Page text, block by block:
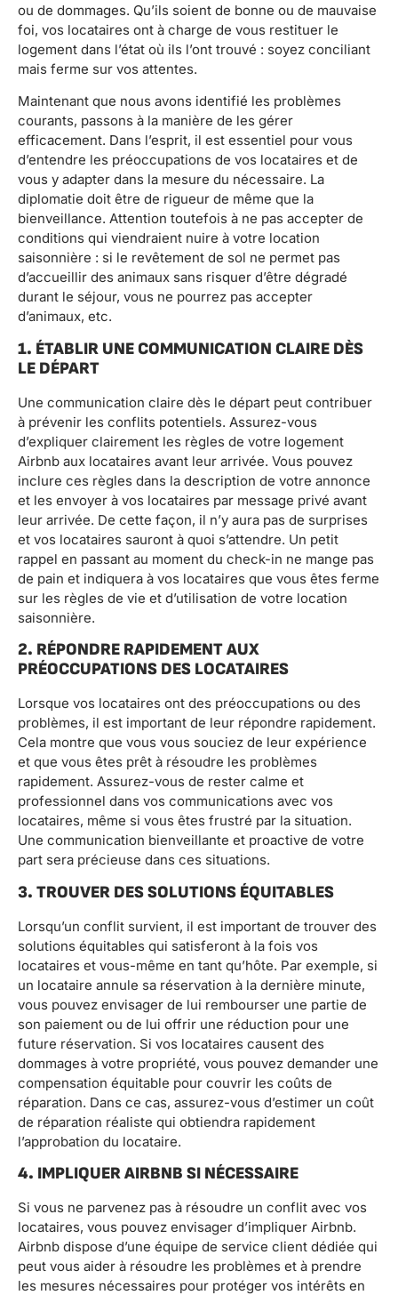
ou de dommages. Qu’ils soient de bonne ou de mauvaise
foi, vos locataires ont à charge de vous restituer le
logement dans l’état où ils l’ont trouvé : soyez conciliant
mais ferme sur vos attentes.
Maintenant que nous avons identifié les problèmes
courants, passons à la manière de les gérer
efficacement. Dans l’esprit, il est essentiel pour vous
d’entendre les préoccupations de vos locataires et de
vous y adapter dans la mesure du nécessaire. La
diplomatie doit être de rigueur de même que la
bienveillance. Attention toutefois à ne pas accepter de
conditions qui viendraient nuire à votre location
saisonnière : si le revêtement de sol ne permet pas
d’accueillir des animaux sans risquer d’être dégradé
durant le séjour, vous ne pourrez pas accepter
d’animaux, etc.
1. ÉTABLIR UNE COMMUNICATION CLAIRE DÈS
LE DÉPART
Une communication claire dès le départ peut contribuer
à prévenir les conflits potentiels. Assurez-vous
d’expliquer clairement les règles de votre logement
Airbnb aux locataires avant leur arrivée. Vous pouvez
inclure ces règles dans la description de votre annonce
et les envoyer à vos locataires par message privé avant
leur arrivée. De cette façon, il n’y aura pas de surprises
et vos locataires sauront à quoi s’attendre. Un petit
rappel en passant au moment du check-in ne mange pas
de pain et indiquera à vos locataires que vous êtes ferme
sur les règles de vie et d’utilisation de votre location
saisonnière.
2. RÉPONDRE RAPIDEMENT AUX
PRÉOCCUPATIONS DES LOCATAIRES
Lorsque vos locataires ont des préoccupations ou des
problèmes, il est important de leur répondre rapidement.
Cela montre que vous vous souciez de leur expérience
et que vous êtes prêt à résoudre les problèmes
rapidement. Assurez-vous de rester calme et
professionnel dans vos communications avec vos
locataires, même si vous êtes frustré par la situation.
Une communication bienveillante et proactive de votre
part sera précieuse dans ces situations.
3. TROUVER DES SOLUTIONS ÉQUITABLES
Lorsqu’un conflit survient, il est important de trouver des
solutions équitables qui satisferont à la fois vos
locataires et vous-même en tant qu’hôte. Par exemple, si
un locataire annule sa réservation à la dernière minute,
vous pouvez envisager de lui rembourser une partie de
son paiement ou de lui offrir une réduction pour une
future réservation. Si vos locataires causent des
dommages à votre propriété, vous pouvez demander une
compensation équitable pour couvrir les coûts de
réparation. Dans ce cas, assurez-vous d’estimer un coût
de réparation réaliste qui obtiendra rapidement
l’approbation du locataire.
4. IMPLIQUER AIRBNB SI NÉCESSAIRE
Si vous ne parvenez pas à résoudre un conflit avec vos
locataires, vous pouvez envisager d’impliquer Airbnb.
Airbnb dispose d’une équipe de service client dédiée qui
peut vous aider à résoudre les problèmes et à prendre
les mesures nécessaires pour protéger vos intérêts en